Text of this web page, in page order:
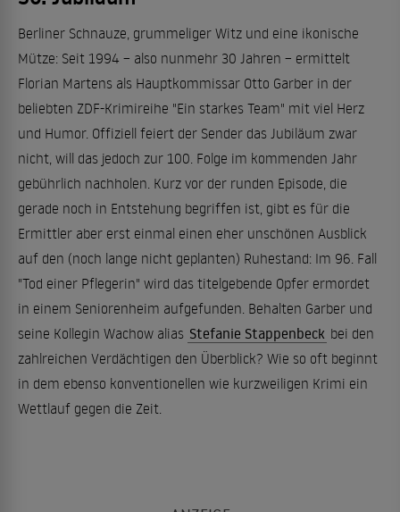
Berliner Schnauze, grummeliger Witz und eine ikonische
Mütze: Seit 1994 – also nunmehr 30 Jahren – ermittelt
Florian Martens als Hauptkommissar Otto Garber in der
beliebten ZDF-Krimireihe "Ein starkes Team" mit viel Herz
und Humor. Offiziell feiert der Sender das Jubiläum zwar
nicht, will das jedoch zur 100. Folge im kommenden Jahr
gebührlich nachholen. Kurz vor der runden Episode, die
gerade noch in Entstehung begriffen ist, gibt es für die
Ermittler aber erst einmal einen eher unschönen Ausblick
auf den (noch lange nicht geplanten) Ruhestand: Im 96. Fall
"Tod einer Pflegerin" wird das titelgebende Opfer ermordet
in einem Seniorenheim aufgefunden. Behalten Garber und
seine Kollegin Wachow alias Stefanie Stappenbeck bei den
zahlreichen Verdächtigen den Überblick? Wie so oft beginnt
in dem ebenso konventionellen wie kurzweiligen Krimi ein
Wettlauf gegen die Zeit.